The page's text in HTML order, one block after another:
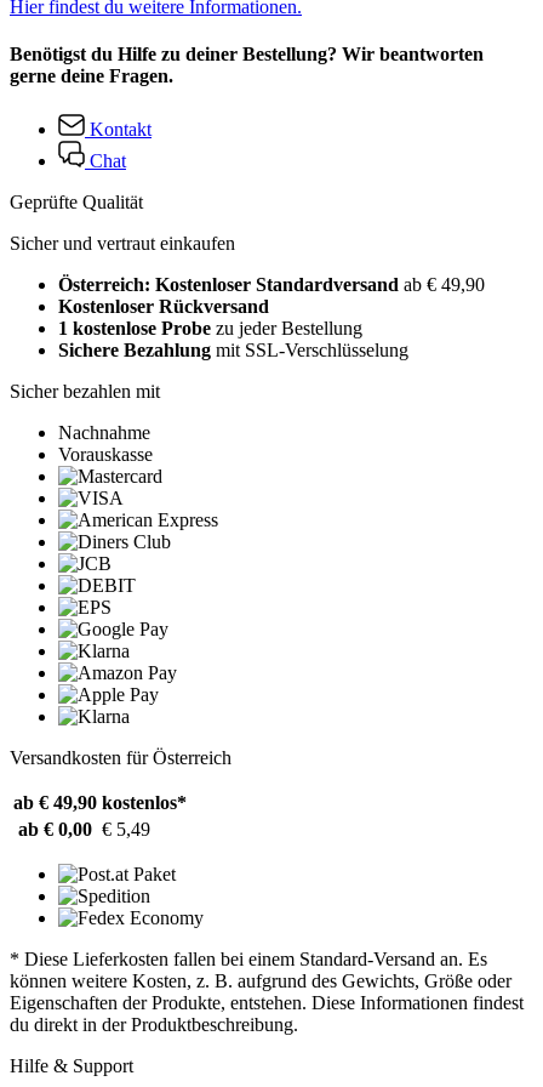
Hier findest du weitere Informationen.
Benötigst du Hilfe zu deiner Bestellung? Wir beantworten
gerne deine Fragen.
Kontakt
Chat
Geprüfte Qualität
Sicher und vertraut einkaufen
Österreich: Kostenloser Standardversand ab € 49,90
Kostenloser Rückversand
1 kostenlose Probe zu jeder Bestellung
Sichere Bezahlung mit SSL-Verschlüsselung
Sicher bezahlen mit
Nachnahme
Vorauskasse
Versandkosten für Österreich
ab € 49,90 kostenlos*
ab € 0,00 € 5,49
* Diese Lieferkosten fallen bei einem Standard-Versand an. Es
können weitere Kosten, z. B. aufgrund des Gewichts, Größe oder
Eigenschaften der Produkte, entstehen. Diese Informationen findest
du direkt in der Produktbeschreibung.
Hilfe & Support